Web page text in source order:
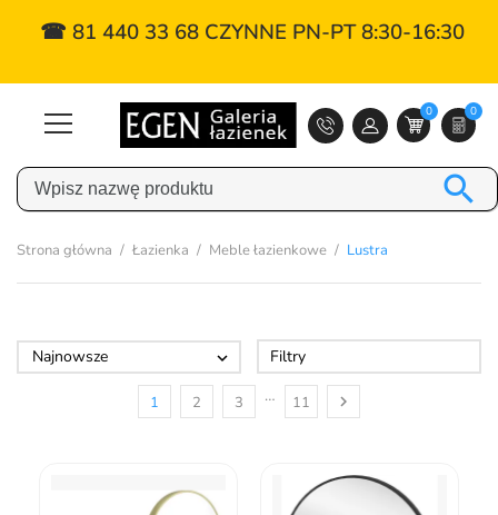
☎ 81 440 33 68 CZYNNE PN-PT 8:30-16:30
0 0

Strona główna Łazienka Meble łazienkowe Lustra
Najnowsze  Filtry
1 2 3 … 11 